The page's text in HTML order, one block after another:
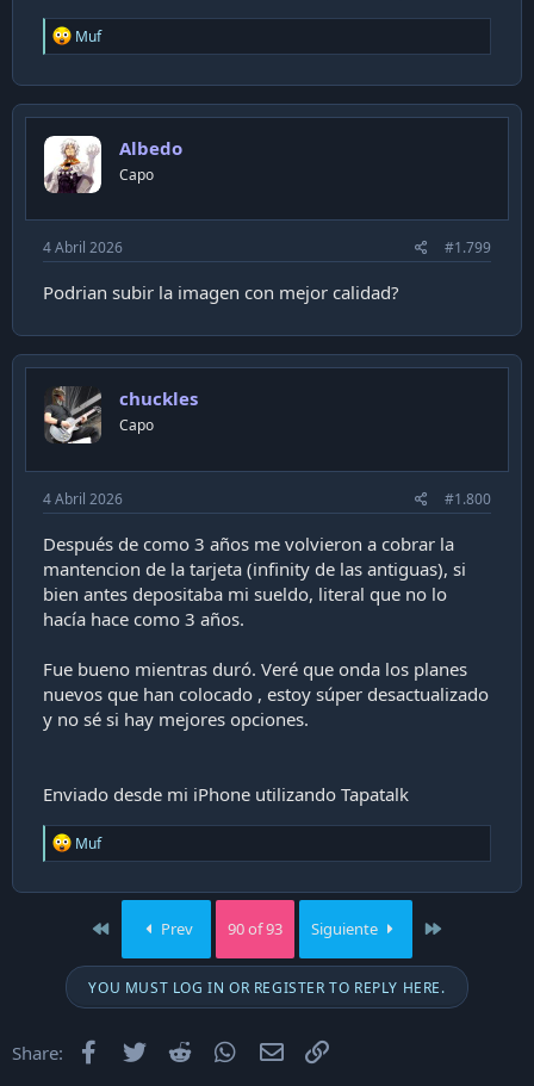
¿Lo llamativo? Cada vez veo que la Visa Platinum es más
"accesible" para público general. Lo anterior lo digo porque
el Banco de Chile la ofrece en el plan básico (por lo que veo)
la cuenta (¿Efecto Santander?)
Antes pedían como $1000000 o más para acceder a ella
R
e
c
t
o
n
s
Muf
Albedo
Capo
4 Abril 2026 #1.799
Podrian subir la imagen con mejor calidad?
chuckles
Capo
4 Abril 2026 #1.800
Después de como 3 años me volvieron a cobrar la
mantencion de la tarjeta (infinity de las antiguas), si
bien antes depositaba mi sueldo, literal que no lo
hacía hace como 3 años.
Fue bueno mientras duró. Veré que onda los planes
nuevos que han colocado , estoy súper desactualizado
y no sé si hay mejores opciones.
Enviado desde mi iPhone utilizando Tapatalk
R
e
c
n
:
Muf
First Prev 90 of 93 Siguiente
YOU MUST LOG IN OR REGISTER TO REPLY HERE.
Share: Facebook
Twitter Reddit WhatsApp
Email